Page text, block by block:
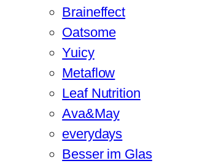
Braineffect
Oatsome
Yuicy
Metaflow
Leaf Nutrition
Ava&May
everydays
Besser im Glas